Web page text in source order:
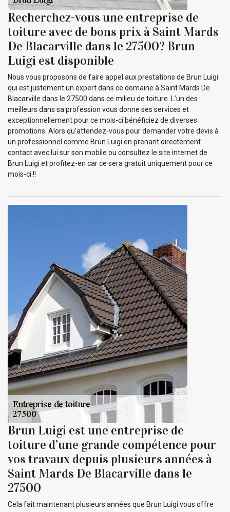
Recherchez-vous une entreprise de
toiture avec de bons prix à Saint Mards
De Blacarville dans le 27500? Brun
Luigi est disponible
Nous vous proposons de faire appel aux prestations de Brun Luigi
qui est justement un expert dans ce domaine à Saint Mards De
Blacarville dans le 27500 dans ce milieu de toiture. L’un des
meilleurs dans sa profession vous donne ses services et
exceptionnellement pour ce mois-ci bénéficiez de diverses
promotions. Alors qu’attendez-vous pour demander votre devis à
un professionnel comme Brun Luigi en prenant directement
contact avec lui sur son mobile ou consultez le site internet de
Brun Luigi et profitez-en car ce sera gratuit uniquement pour ce
mois-ci !!
Brun Luigi est une entreprise de
toiture d’une grande compétence pour
vos travaux depuis plusieurs années à
Saint Mards De Blacarville dans le
27500
Cela fait maintenant plusieurs années que Brun Luigi vous offre